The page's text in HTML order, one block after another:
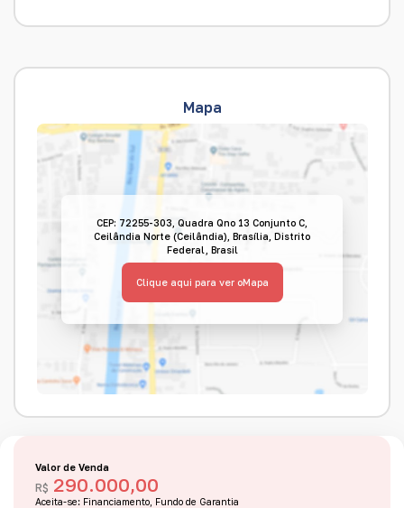
Mapa
CEP: 72255-303 Quadra Qno 13 Conjunto C
Ceilândia Norte (Ceilândia) Brasília Distrito
Federal
Brasil
Clique aqui para ver oMapa
R$ 290.000,00
Valor de Venda
Aceita-se: Financiamento, Fundo de Garantia